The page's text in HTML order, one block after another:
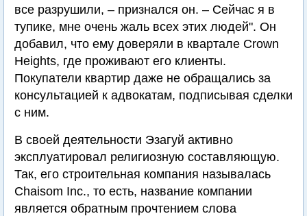
все разрушили, – признался он. – Сейчас я в
тупике, мне очень жаль всех этих людей". Он
добавил, что ему доверяли в квартале Crown
Heights, где проживают его клиенты.
Покупатели квартир даже не обращались за
консультацией к адвокатам, подписывая сделки
с ним.
В своей деятельности Эзагуй активно
эксплуатировал религиозную составляющую.
Так, его строительная компания называлась
Chaisom Inc., то есть, название компании
является обратным прочтением слова